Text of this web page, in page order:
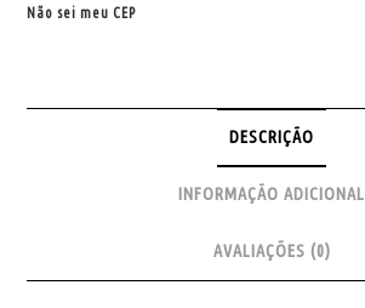
Não sei meu CEP
DESCRIÇÃO
INFORMAÇÃO ADICIONAL
AVALIAÇÕES (0)